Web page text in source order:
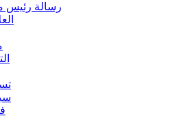
رسالة رئيس